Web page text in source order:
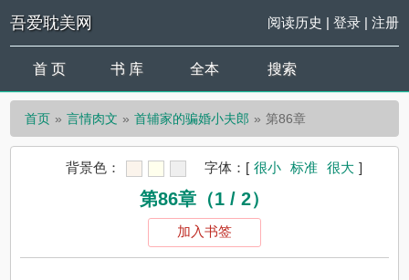
吾爱耽美网 阅读历史 | 登录| 注册
首 页 书 库 全本 搜索
首页 言情肉文 首辅家的骗婚小夫郎 第86章
背景色： 字体： [ 很小 标准 很大 ]
第86章（1 / 2）
加入书签